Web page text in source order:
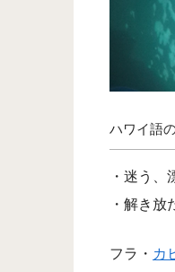
ハワイ語
・迷う、
・解き放
フラ・ カ